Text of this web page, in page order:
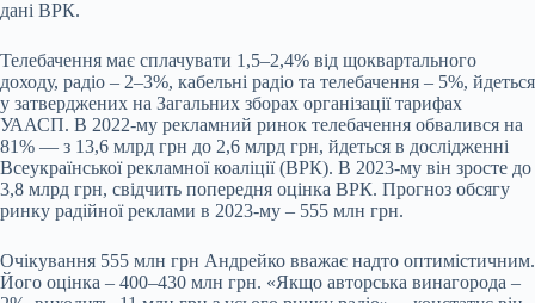
дані ВРК.
Телебачення має сплачувати 1,5–2,4% від щоквартального
доходу, радіо – 2–3%, кабельні радіо та телебачення – 5%, йдеться
у затверджених на Загальних зборах організації тарифах
УААСП. В 2022-му рекламний ринок телебачення обвалився на
81% — з 13,6 млрд грн до 2,6 млрд грн, йдеться в дослідженні
Всеукраїнської рекламної коаліції (ВРК). В 2023-му він зросте до
3,8 млрд грн, свідчить попередня оцінка ВРК. Прогноз обсягу
ринку радійної реклами в 2023-му – 555 млн грн.
Очікування 555 млн грн Андрейко вважає надто оптимістичним.
Його оцінка – 400–430 млн грн. «Якщо авторська винагорода –